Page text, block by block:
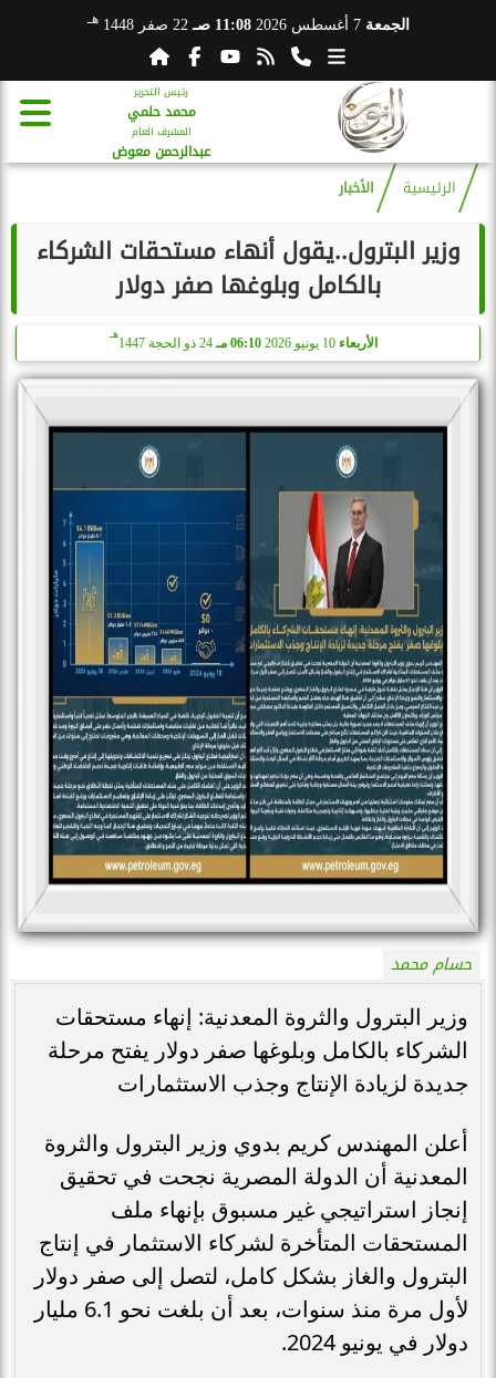
الجمعة 7 أغسطس 2026 11:08 صـ 22 صفر 1448 هـ
رئيس التحرير
محمد حلمي
المشرف العام
عبدالرحمن معوض
الرئيسية الأخبار
وزير البترول..يقول أنهاء مستحقات الشركاء
بالكامل وبلوغها صفر دولار
الأربعاء 06:10 مـ 24 ذو الحجة 1447
هـ
حسام محمد
وزير البترول والثروة المعدنية: إنهاء مستحقات
الشركاء بالكامل وبلوغها صفر دولار يفتح مرحلة
جديدة لزيادة الإنتاج وجذب الاستثمارات
أعلن المهندس كريم بدوي وزير البترول والثروة
المعدنية أن الدولة المصرية نجحت في تحقيق
إنجاز استراتيجي غير مسبوق بإنهاء ملف
المستحقات المتأخرة لشركاء الاستثمار في إنتاج
البترول والغاز بشكل كامل، لتصل إلى صفر دولار
لأول مرة منذ سنوات، بعد أن بلغت نحو 6.1 مليار
دولار في يونيو 2024.